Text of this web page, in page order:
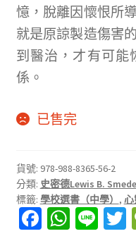
憶，脫離因懷恨所
就是原諒製造傷害
到醫治，才有可能
係。
已售完
貨號: 978-988-8365-56-2
分類: 史密德Lewis B.
標籤: 學校選書（中學） , 心
Fa W Li